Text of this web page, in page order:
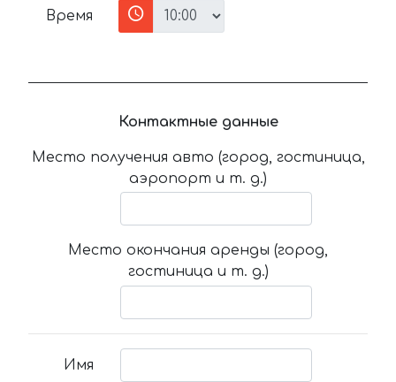
Время
Контактные данные
Место получения авто (город, гостиница,
аэропорт и т. д.)
Место окончания аренды (город,
гостиница и т. д.)
Имя